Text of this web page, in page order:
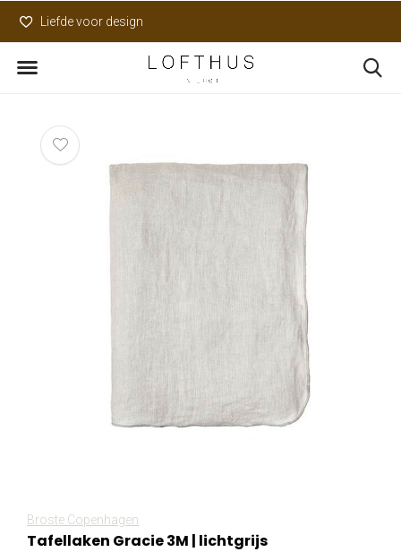
Liefde voor design
Broste Copenhagen
Tafellaken Gracie 3M | lichtgrijs